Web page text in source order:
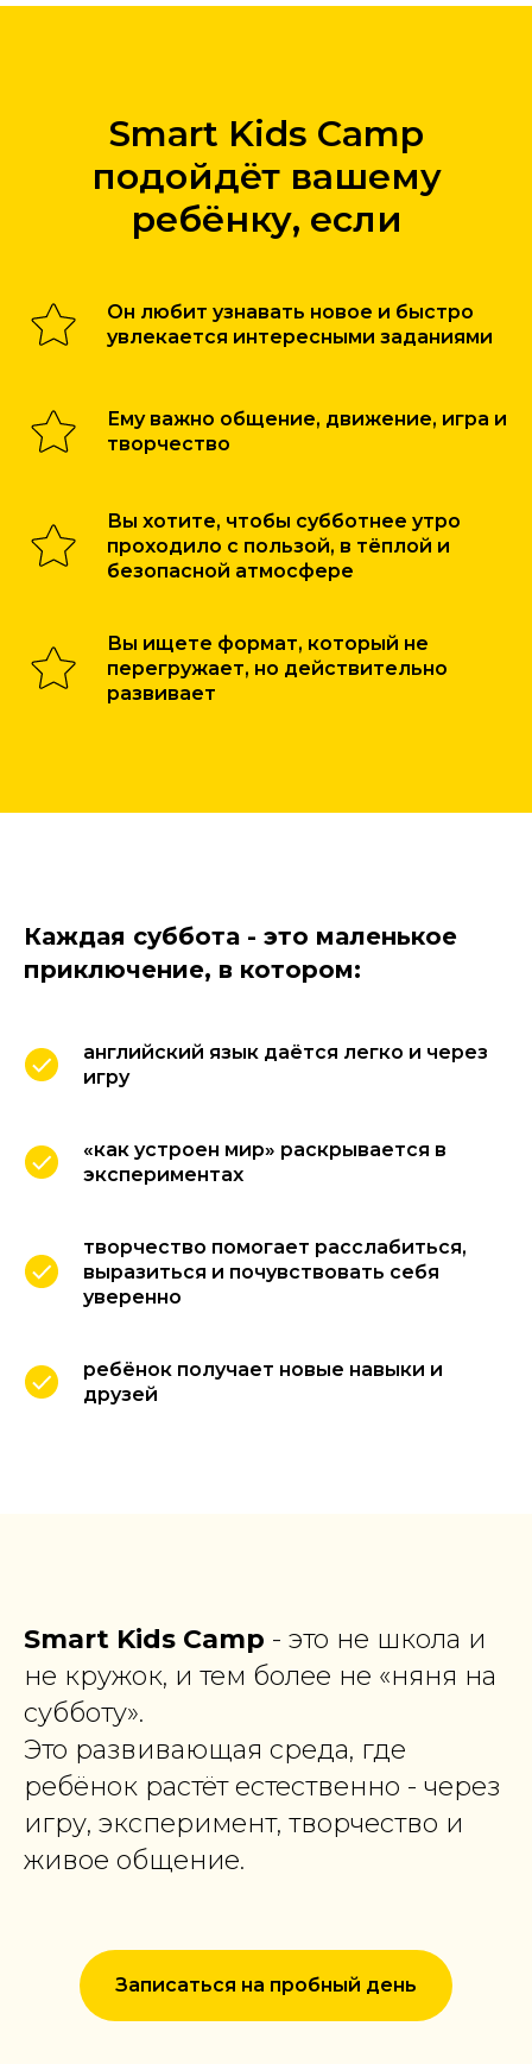
Smart Kids Camp
подойдёт вашему
ребёнку, если
Он любит узнавать новое и быстро
увлекается интересными заданиями
Ему важно общение, движение, игра и
творчество
Вы хотите, чтобы субботнее утро
проходило с пользой, в тёплой и
безопасной атмосфере
Вы ищете формат, который не
перегружает, но действительно
развивает
Каждая суббота - это маленькое
приключение, в котором:
английский язык даётся легко и через
игру
«как устроен мир» раскрывается в
экспериментах
творчество помогает расслабиться,
выразиться и почувствовать себя
уверенно
ребёнок получает новые навыки и
друзей
Smart Kids Camp - это не школа и
не кружок, и тем более не «няня на
субботу».
Это развивающая среда, где
ребёнок растёт естественно - через
игру, эксперимент, творчество и
живое общение.
Записаться на пробный день